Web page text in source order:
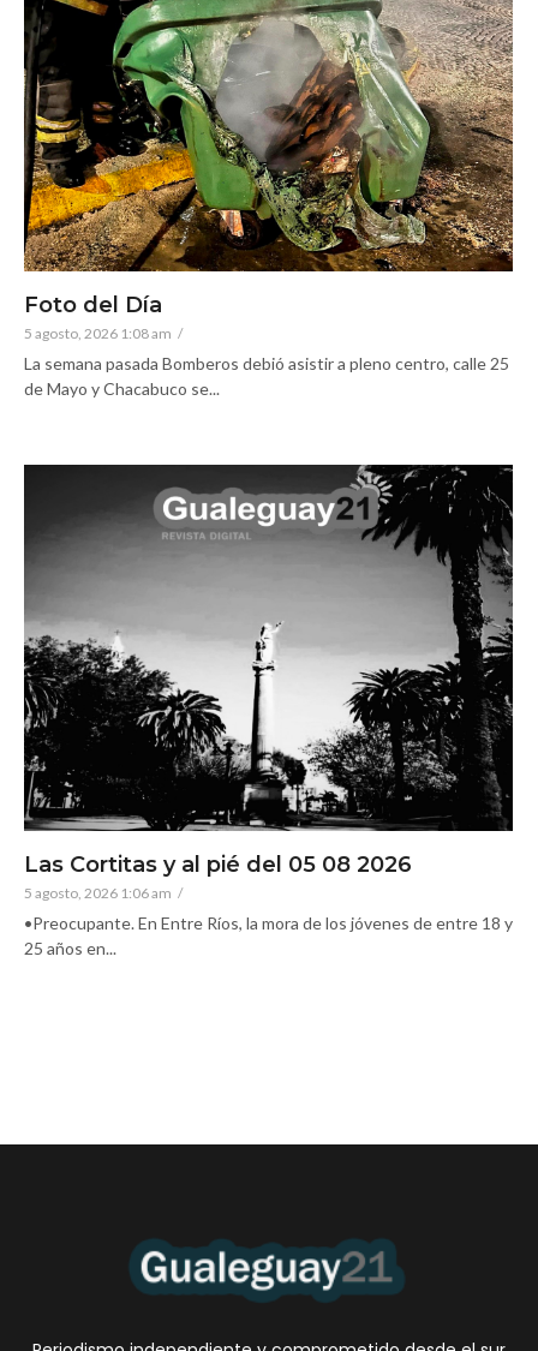
Foto del Día
5 agosto, 2026 1:08 am /
La semana pasada Bomberos debió asistir a pleno centro, calle 25
de Mayo y Chacabuco se...
Las Cortitas y al pié del 05 08 2026
5 agosto, 2026 1:06 am /
•Preocupante. En Entre Ríos, la mora de los jóvenes de entre 18 y
25 años en...